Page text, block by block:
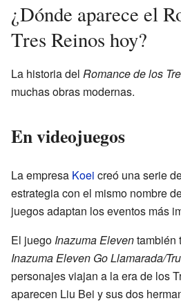
¿Dónde aparece el
Tres Reinos hoy?
La historia del Romance de los
muchas obras modernas.
En videojuegos
La empresa Koei creó una serie
estrategia con el mismo nombre
juegos adaptan los eventos más
El juego Inazuma Eleventambién
Inazuma Eleven Go Llamarada/
personajes viajan a la era de los
aparecen Liu Bei y sus dos